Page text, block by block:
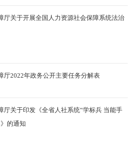
厅关于开展全国人力资源社会保障系统法治
厅2022年政务公开主要任务分解表
厅关于印发《全省人社系统“学标兵 当能手
的通知